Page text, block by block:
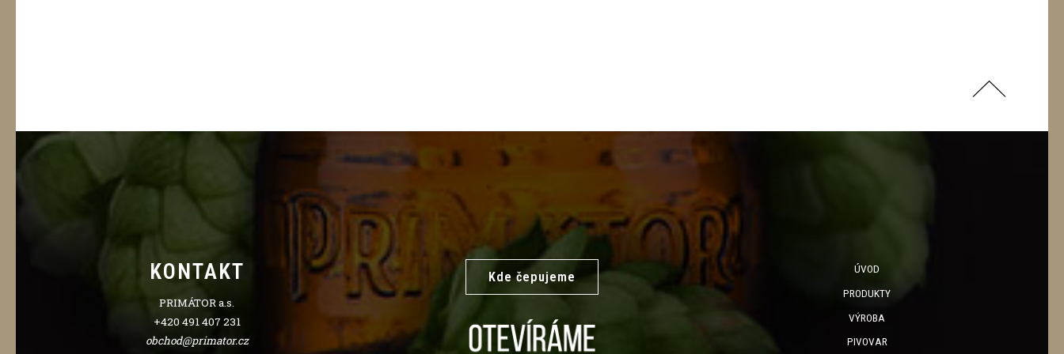
KONTAKT
PRIMÁTOR a.s.
+420 491 407 231
obchod@primator.cz
Kde čepujeme
ÚVOD
PRODUKTY
VÝROBA
PIVOVAR